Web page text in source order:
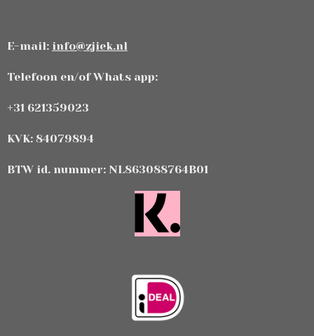
E-mail: info@zjiek.nl
Telefoon en/of Whats app:
+31 621359023
KVK: 84079894
BTW id. nummer: NL863088764B01